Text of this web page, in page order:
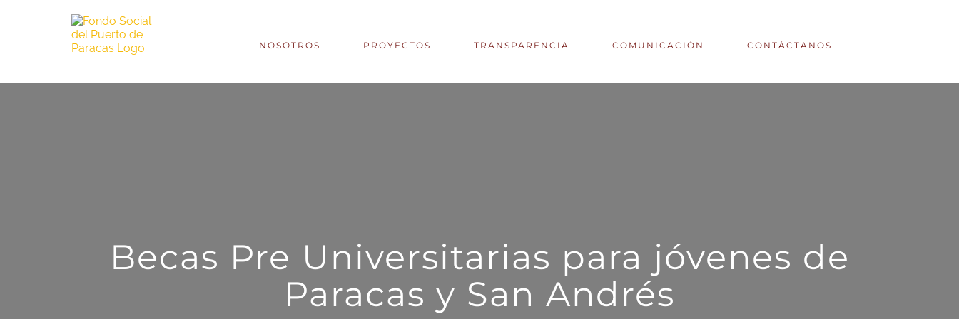
NOSOTROS PROYECTOS TRANSPARENCIA COMUNICACIÓN CONTÁCTANOS
Becas Pre Universitarias para jóvenes de
Paracas y San Andrés